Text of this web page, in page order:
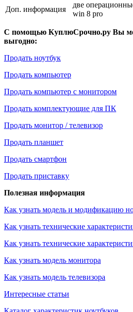
Доп. информация
две
win 8 pro
С помощью КуплюСрочно.ру Вы
выгодно:
Продать ноутбук
Продать компьютер
Продать компьютер с монитором
Продать комплектующие для ПК
Продать монитор / телевизор
Продать планшет
Продать смартфон
Продать приставку
Полезная информация
Как узнать модель и модификацию
Как узнать технические
Как узнать технические
Как узнать модель монитора
Как узнать модель телевизора
Интересные статьи